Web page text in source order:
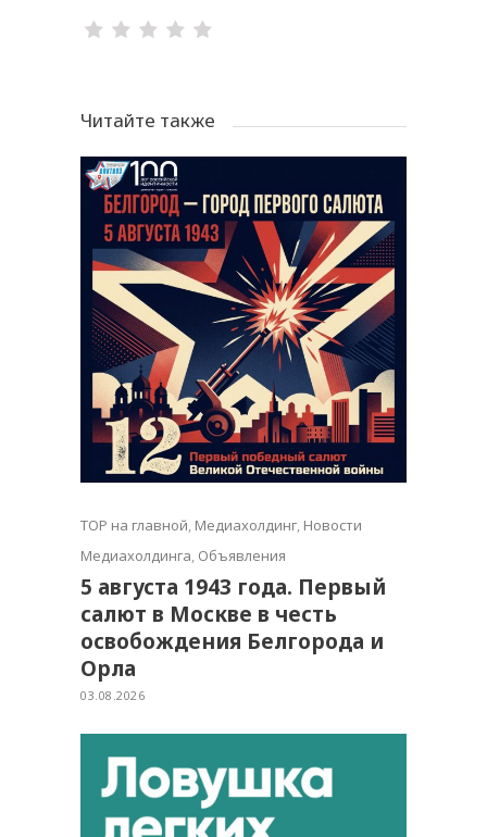
Читайте также
TOP на главной, Медиахолдинг, Новости
Медиахолдинга, Объявления
5 августа 1943 года. Первый
салют в Москве в честь
освобождения Белгорода и
Орла
03.08.2026